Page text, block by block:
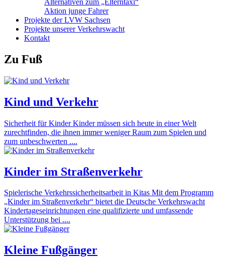
Alternativen zum „Elterntaxi“
Aktion junge Fahrer
Projekte der LVW Sachsen
Projekte unserer Verkehrswacht
Kontakt
Zu Fuß
Kind und Verkehr
Sicherheit für Kinder Kinder müssen sich heute in einer Welt
zurechtfinden, die ihnen immer weniger Raum zum Spielen und
zum unbeschwerten ....
Kinder im Straßenverkehr
Spielerische Verkehrssicherheitsarbeit in Kitas Mit dem Programm
„Kinder im Straßenverkehr“ bietet die Deutsche Verkehrswacht
Kindertageseinrichtungen eine qualifizierte und umfassende
Unterstützung bei ....
Kleine Fußgänger